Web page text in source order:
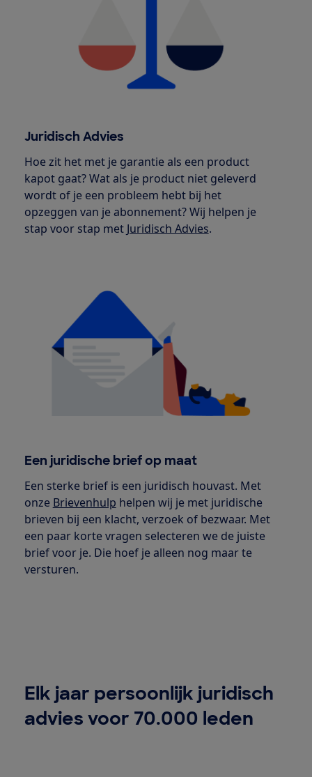
Juridisch Advies
Hoe zit het met je garantie als een product
kapot gaat? Wat als je product niet geleverd
wordt of je een probleem hebt bij het
opzeggen van je abonnement? Wij helpen je
stap voor stap met Juridisch Advies.
Een juridische brief op maat
Een sterke brief is een juridisch houvast. Met
onze Brievenhulp helpen wij je met juridische
brieven bij een klacht, verzoek of bezwaar. Met
een paar korte vragen selecteren we de juiste
brief voor je. Die hoef je alleen nog maar te
versturen.
Elk jaar persoonlijk juridisch
advies voor 70.000 leden